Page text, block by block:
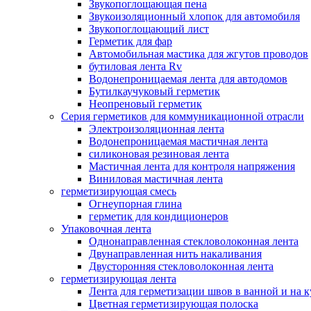
Звукопоглощающая пена
Звукоизоляционный хлопок для автомобиля
Звукопоглощающий лист
Герметик для фар
Автомобильная мастика для жгутов проводов
бутиловая лента Rv
Водонепроницаемая лента для автодомов
Бутилкаучуковый герметик
Неопреновый герметик
Серия герметиков для коммуникационной отрасли
Электроизоляционная лента
Водонепроницаемая мастичная лента
силиконовая резиновая лента
Мастичная лента для контроля напряжения
Виниловая мастичная лента
герметизирующая смесь
Огнеупорная глина
герметик для кондиционеров
Упаковочная лента
Однонаправленная стекловолоконная лента
Двунаправленная нить накаливания
Двусторонняя стекловолоконная лента
герметизирующая лента
Лента для герметизации швов в ванной и на
Цветная герметизирующая полоска